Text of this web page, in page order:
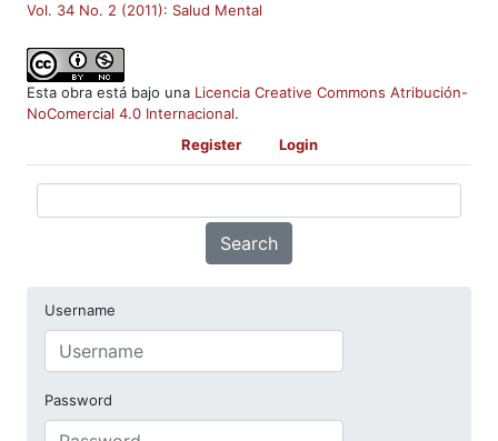
Vol. 34 No. 2 (2011): Salud Mental
Esta obra está bajo una Licencia Creative Commons Atribución-
NoComercial 4.0 Internacional.
Register
Login
Search
Username
Password